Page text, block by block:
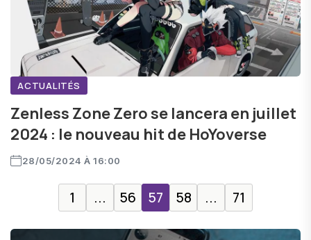
ACTUALITÉS
Zenless Zone Zero se lancera en juillet
2024 : le nouveau hit de HoYoverse
28/05/2024 À 16:00
1 ... 56 57 58 ... 71